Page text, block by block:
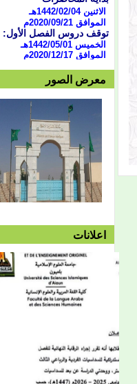
الاثنين 1442/02/04هـ
الموافق 2020/09/21
م
توقف دروس الفصل الأول:
الخميس 1442/05/01هـ
الموافق 2020/12/17م
امتحان الفصل الأول:
السبت 1442/05/04هـ
الموافق 2020/12/19م
وحتى الجمعة 1442/05/10هـ
الموافق 2020/12/25م
الدورة الاستدراكية:
الموافق الثلاثاء 16 وحتى 19
فبراير 2021
العطلة النصفية:
من
1442/05/13هـ وحتى
1442/05/27هـ
الموافق 2020/12/28م حتى
2021/10/01م
الإثنين 1442/05/27هـ
الموافق 2021/01/11م
توقف دروس الفصل الثاني:
امتحان الفصل الثاني:
السبت 08/28 وحتى
1442/09/03هـ
الدورة الاستدراكية الثانية:
الثلاثاء 09/08 وحتى
1442/09/12هـ
الموافق 04/20 حتى
2021/04/24م
معرض الصور
اعلانات